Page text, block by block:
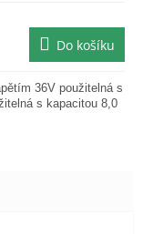
Do košíku
36V použitelná s
s kapacitou 8,0